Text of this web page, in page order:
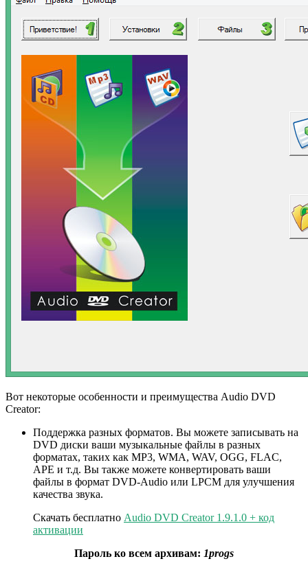
Вот некоторые особенности и преимущества Audio DVD
Creator:
Поддержка разных форматов. Вы можете записывать на
DVD диски ваши музыкальные файлы в разных
форматах, таких как MP3, WMA, WAV, OGG, FLAC,
APE и т.д. Вы также можете конвертировать ваши
файлы в формат DVD-Audio или LPCM для улучшения
качества звука.
Скачать бесплатно Audio DVD Creator 1.9.1.0 + код
активации
Пароль ко всем архивам: 1progs